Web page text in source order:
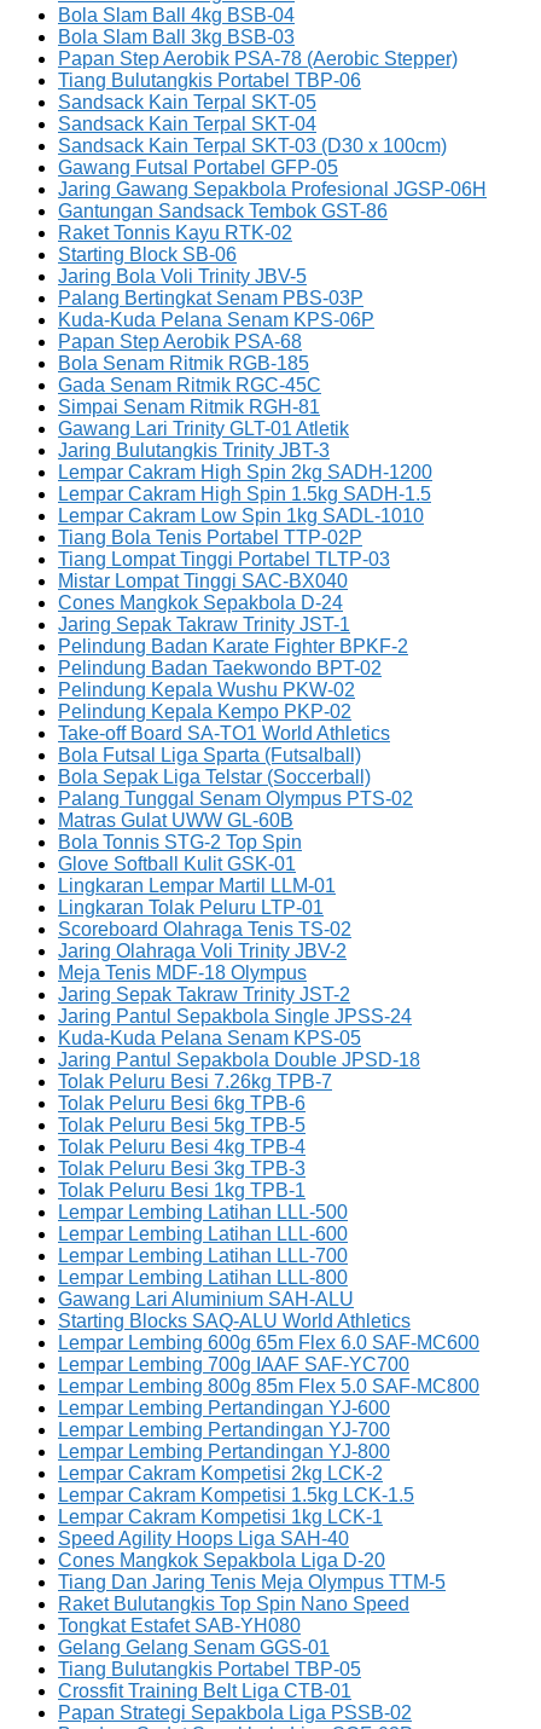
Bola Slam Ball 4kg BSB-04
Bola Slam Ball 3kg BSB-03
Papan Step Aerobik PSA-78 (Aerobic Stepper)
Tiang Bulutangkis Portabel TBP-06
Sandsack Kain Terpal SKT-05
Sandsack Kain Terpal SKT-04
Sandsack Kain Terpal SKT-03 (D30 x 100cm)
Gawang Futsal Portabel GFP-05
Jaring Gawang Sepakbola Profesional JGSP-06H
Gantungan Sandsack Tembok GST-86
Raket Tonnis Kayu RTK-02
Starting Block SB-06
Jaring Bola Voli Trinity JBV-5
Palang Bertingkat Senam PBS-03P
Kuda-Kuda Pelana Senam KPS-06P
Papan Step Aerobik PSA-68
Bola Senam Ritmik RGB-185
Gada Senam Ritmik RGC-45C
Simpai Senam Ritmik RGH-81
Gawang Lari Trinity GLT-01 Atletik
Jaring Bulutangkis Trinity JBT-3
Lempar Cakram High Spin 2kg SADH-1200
Lempar Cakram High Spin 1.5kg SADH-1.5
Lempar Cakram Low Spin 1kg SADL-1010
Tiang Bola Tenis Portabel TTP-02P
Tiang Lompat Tinggi Portabel TLTP-03
Mistar Lompat Tinggi SAC-BX040
Cones Mangkok Sepakbola D-24
Jaring Sepak Takraw Trinity JST-1
Pelindung Badan Karate Fighter BPKF-2
Pelindung Badan Taekwondo BPT-02
Pelindung Kepala Wushu PKW-02
Pelindung Kepala Kempo PKP-02
Take-off Board SA-TO1 World Athletics
Bola Futsal Liga Sparta (Futsalball)
Bola Sepak Liga Telstar (Soccerball)
Palang Tunggal Senam Olympus PTS-02
Matras Gulat UWW GL-60B
Bola Tonnis STG-2 Top Spin
Glove Softball Kulit GSK-01
Lingkaran Lempar Martil LLM-01
Lingkaran Tolak Peluru LTP-01
Scoreboard Olahraga Tenis TS-02
Jaring Olahraga Voli Trinity JBV-2
Meja Tenis MDF-18 Olympus
Jaring Sepak Takraw Trinity JST-2
Jaring Pantul Sepakbola Single JPSS-24
Kuda-Kuda Pelana Senam KPS-05
Jaring Pantul Sepakbola Double JPSD-18
Tolak Peluru Besi 7.26kg TPB-7
Tolak Peluru Besi 6kg TPB-6
Tolak Peluru Besi 5kg TPB-5
Tolak Peluru Besi 4kg TPB-4
Tolak Peluru Besi 3kg TPB-3
Tolak Peluru Besi 1kg TPB-1
Lempar Lembing Latihan LLL-500
Lempar Lembing Latihan LLL-600
Lempar Lembing Latihan LLL-700
Lempar Lembing Latihan LLL-800
Gawang Lari Aluminium SAH-ALU
Starting Blocks SAQ-ALU World Athletics
Lempar Lembing 600g 65m Flex 6.0 SAF-MC600
Lempar Lembing 700g IAAF SAF-YC700
Lempar Lembing 800g 85m Flex 5.0 SAF-MC800
Lempar Lembing Pertandingan YJ-600
Lempar Lembing Pertandingan YJ-700
Lempar Lembing Pertandingan YJ-800
Lempar Cakram Kompetisi 2kg LCK-2
Lempar Cakram Kompetisi 1.5kg LCK-1.5
Lempar Cakram Kompetisi 1kg LCK-1
Speed Agility Hoops Liga SAH-40
Cones Mangkok Sepakbola Liga D-20
Tiang Dan Jaring Tenis Meja Olympus TTM-5
Raket Bulutangkis Top Spin Nano Speed
Tongkat Estafet SAB-YH080
Gelang Gelang Senam GGS-01
Tiang Bulutangkis Portabel TBP-05
Crossfit Training Belt Liga CTB-01
Papan Strategi Sepakbola Liga PSSB-02